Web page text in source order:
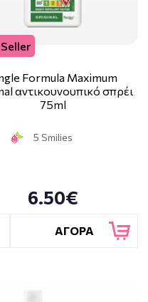
Formula Maximum
αντικουνουπικό σπρέι
75ml
5 Smilies
6.50€
ΑΓΟΡΑ